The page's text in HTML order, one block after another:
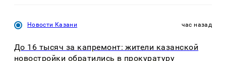
Новости Казани час назад
До 16 тысяч за капремонт: жители казанской
новостройки обратились в прокуратуру